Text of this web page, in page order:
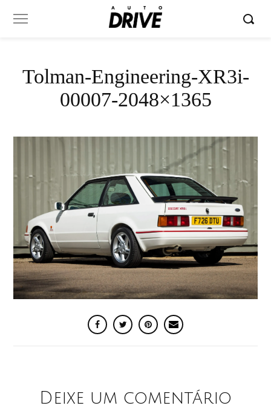
Tolman-Engineering-XR3i-
00007-2048×1365
Deixe um comentário